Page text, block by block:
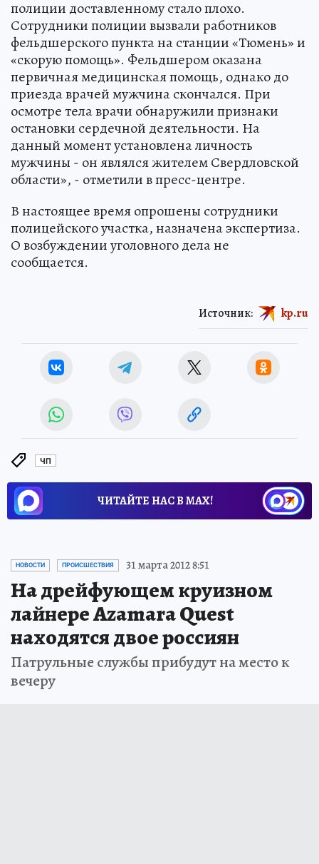
полиции доставленному стало плохо.
Сотрудники полиции вызвали работников
фельдшерского пункта на станции «Тюмень» и
«скорую помощь». Фельдшером оказана
первичная медицинская помощь, однако до
приезда врачей мужчина скончался. При
осмотре тела врачи обнаружили признаки
остановки сердечной деятельности. На
данный момент установлена личность
мужчины - он являлся жителем Свердловской
области», - отметили в пресс-центре.
В настоящее время опрошены сотрудники
полицейского участка, назначена экспертиза.
О возбуждении уголовного дела не
сообщается.
Источник: kp.ru
ЧП
ЧИТАЙТЕ НАС В МАХ!
НОВОСТИ ПРОИСШЕСТВИЯ 31 марта 2012 8:51
На дрейфующем круизном
лайнере Azamara Quest
находятся двое россиян
Патрульные службы прибудут на место к
вечеру